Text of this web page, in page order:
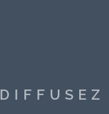
DIFFUSEZ